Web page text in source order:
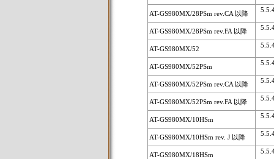
AT-GS980MX/28PSm rev.CA 以降
AT-GS980MX/28PSm rev.FA 以降
AT-GS980MX/52
AT-GS980MX/52PSm
AT-GS980MX/52PSm rev.CA 以降
AT-GS980MX/52PSm rev.FA 以降
AT-GS980MX/10HSm
AT-GS980MX/10HSm rev. J 以降
AT-GS980MX/18HSm